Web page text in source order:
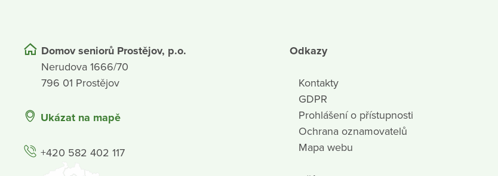
Domov seniorů Prostějov, p.o.
Nerudova 1666/70
796 01 Prostějov
Ukázat na mapě
+420 582 402 117
Odkazy
Kontakty
GDPR
Prohlášení o přístupnosti
Ochrana oznamovatelů
Mapa webu